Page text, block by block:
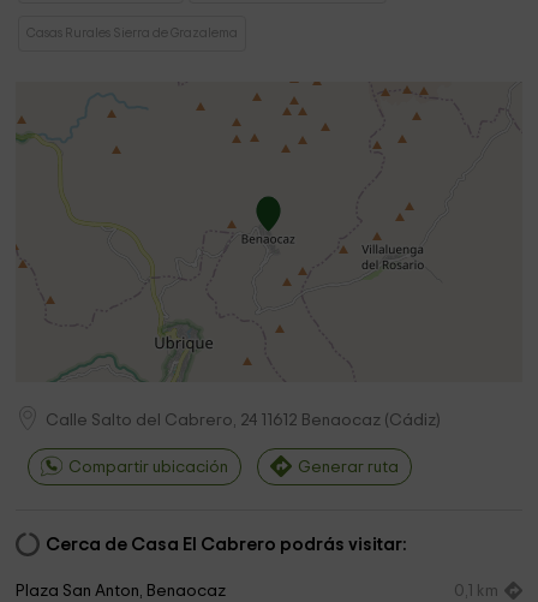
Casas Rurales Sierra de Grazalema
Calle Salto del Cabrero, 24 11612 Benaocaz (Cádiz)
Compartir ubicación Generar ruta
Cerca de Casa El Cabrero podrás visitar:
Plaza San Anton, Benaocaz 0,1 km